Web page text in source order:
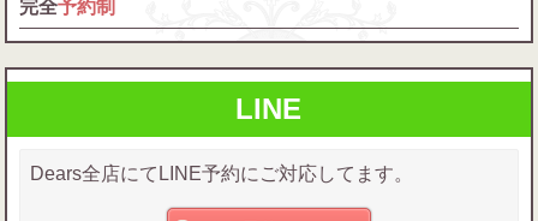
完全予約制
LINE
Dears全店にてLINE予約にご対応してます。